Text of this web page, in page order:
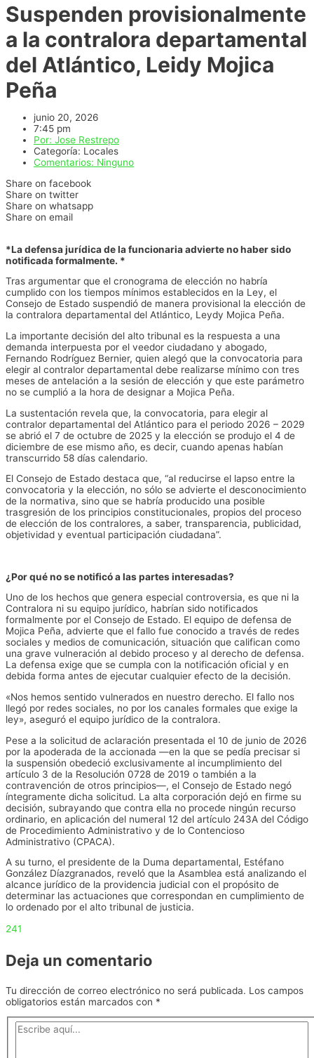
Suspenden provisionalmente
a la contralora departamental
del Atlántico, Leidy Mojica
Peña
junio 20, 2026
7:45 pm
Por: Jose Restrepo
Categoría: Locales
Comentarios: Ninguno
Share on facebook
Share on twitter
Share on whatsapp
Share on email
*La defensa jurídica de la funcionaria advierte no haber sido
notificada formalmente. *
Tras argumentar que el cronograma de elección no habría
cumplido con los tiempos mínimos establecidos en la Ley, el
Consejo de Estado suspendió de manera provisional la elección de
la contralora departamental del Atlántico, Leydy Mojica Peña.
La importante decisión del alto tribunal es la respuesta a una
demanda interpuesta por el veedor ciudadano y abogado,
Fernando Rodríguez Bernier, quien alegó que la convocatoria para
elegir al contralor departamental debe realizarse mínimo con tres
meses de antelación a la sesión de elección y que este parámetro
no se cumplió a la hora de designar a Mojica Peña.
La sustentación revela que, la convocatoria, para elegir al
contralor departamental del Atlántico para el periodo 2026 – 2029
se abrió el 7 de octubre de 2025 y la elección se produjo el 4 de
diciembre de ese mismo año, es decir, cuando apenas habían
transcurrido 58 días calendario.
El Consejo de Estado destaca que, “al reducirse el lapso entre la
convocatoria y la elección, no sólo se advierte el desconocimiento
de la normativa, sino que se habría producido una posible
trasgresión de los principios constitucionales, propios del proceso
de elección de los contralores, a saber, transparencia, publicidad,
objetividad y eventual participación ciudadana”.
¿Por qué no se notificó a las partes interesadas?
Uno de los hechos que genera especial controversia, es que ni la
Contralora ni su equipo jurídico, habrían sido notificados
formalmente por el Consejo de Estado. El equipo de defensa de
Mojica Peña, advierte que el fallo fue conocido a través de redes
sociales y medios de comunicación, situación que califican como
una grave vulneración al debido proceso y al derecho de defensa.
La defensa exige que se cumpla con la notificación oficial y en
debida forma antes de ejecutar cualquier efecto de la decisión.
«Nos hemos sentido vulnerados en nuestro derecho. El fallo nos
llegó por redes sociales, no por los canales formales que exige la
ley», aseguró el equipo jurídico de la contralora.
Pese a la solicitud de aclaración presentada el 10 de junio de 2026
por la apoderada de la accionada —en la que se pedía precisar si
la suspensión obedeció exclusivamente al incumplimiento del
artículo 3 de la Resolución 0728 de 2019 o también a la
contravención de otros principios—, el Consejo de Estado negó
íntegramente dicha solicitud. La alta corporación dejó en firme su
decisión, subrayando que contra ella no procede ningún recurso
ordinario, en aplicación del numeral 12 del artículo 243A del Código
de Procedimiento Administrativo y de lo Contencioso
Administrativo (CPACA).
A su turno, el presidente de la Duma departamental, Estéfano
González Díazgranados, reveló que la Asamblea está analizando el
alcance jurídico de la providencia judicial con el propósito de
determinar las actuaciones que correspondan en cumplimiento de
lo ordenado por el alto tribunal de justicia.
241
Deja un comentario
Tu dirección de correo electrónico no será publicada. Los campos
obligatorios están marcados con *
Escribe